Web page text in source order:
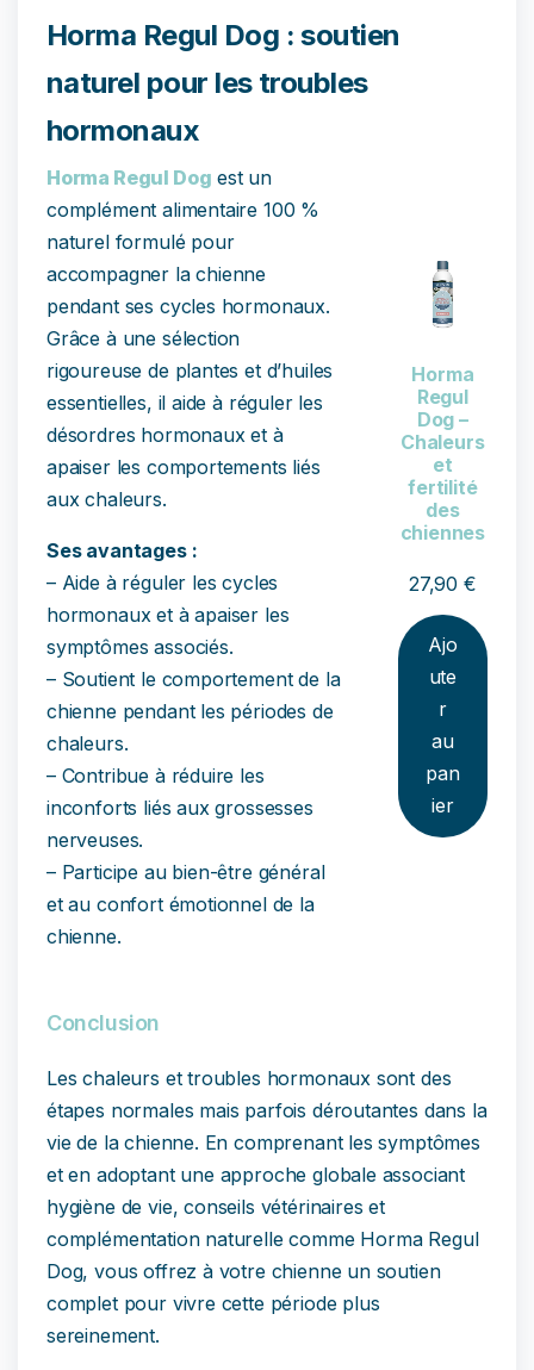
Horma Regul Dog : soutien
naturel pour les troubles
hormonaux
Horma Regul Dog est un
complément alimentaire 100 %
naturel formulé pour
accompagner la chienne
pendant ses cycles hormonaux.
Grâce à une sélection
rigoureuse de plantes et d’huiles
essentielles, il aide à réguler les
désordres hormonaux et à
apaiser les comportements liés
aux chaleurs.
Ses avantages :
– Aide à réguler les cycles
hormonaux et à apaiser les
symptômes associés.
– Soutient le comportement de la
chienne pendant les périodes de
chaleurs.
– Contribue à réduire les
inconforts liés aux grossesses
nerveuses.
– Participe au bien-être général
et au confort émotionnel de la
chienne.
Horma
Regul
Dog –
Chaleurs
et
fertilité
des
chiennes
27,90 €
Ajo
ute
r
au
pan
ier
Conclusion
Les chaleurs et troubles hormonaux sont des
étapes normales mais parfois déroutantes dans la
vie de la chienne. En comprenant les symptômes
et en adoptant une approche globale associant
hygiène de vie, conseils vétérinaires et
complémentation naturelle comme Horma Regul
Dog, vous offrez à votre chienne un soutien
complet pour vivre cette période plus
sereinement.